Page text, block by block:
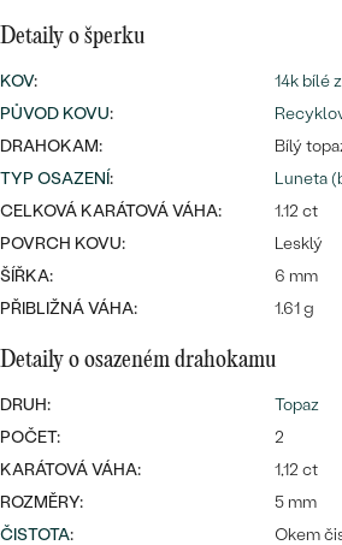
Bestsellery
Detaily o šperku
KOV:
14k bílé
PŮVOD KOVU:
DRAHOKAM:
Bílý
TYP OSAZENÍ:
Luneta
CELKOVÁ KARÁTOVÁ VÁHA:
1.12 ct
POVRCH KOVU:
Lesklý
ŠÍŘKA:
6 mm
PŘIBLIŽNÁ VÁHA:
1.61 g
Detaily o osazeném drahokamu
DRUH:
Topaz
POČET:
2
KARÁTOVÁ VÁHA:
1,12 ct
ROZMĚRY:
5 mm
ČISTOTA:
Okem